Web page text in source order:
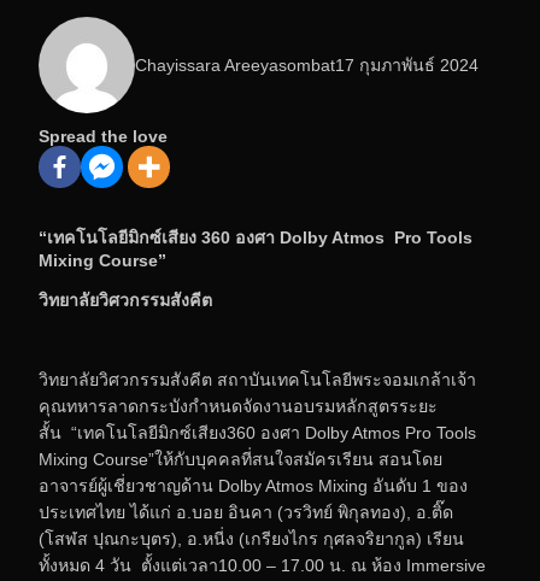
Chayissara Areeyasombat17 กุมภาพันธ์ 2024
Spread the love
“เทคโนโลยีมิกซ์เสียง 360 องศา Dolby Atmos Pro Tools
Mixing Course”
วิทยาลัยวิศวกรรมสังคีต
วิทยาลัยวิศวกรรมสังคีต สถาบันเทคโนโลยีพระจอมเกล้าเจ้า
คุณทหารลาดกระบังกำหนดจัดงานอบรมหลักสูตรระยะ
สั้น “เทคโนโลยีมิกซ์เสียง360 องศา Dolby Atmos Pro Tools
Mixing Course”ให้กับบุคคลที่สนใจสมัครเรียน สอนโดย
อาจารย์ผู้เชี่ยวชาญด้าน Dolby Atmos Mixing อันดับ 1 ของ
ประเทศไทย ได้แก่ อ.บอย อินคา (วรวิทย์ พิกุลทอง), อ.ติ๊ด
(โสฬส ปุณกะบุตร), อ.หนี่ง (เกรียงไกร กุศลจริยากูล) เรียน
ทั้งหมด 4 วัน ตั้งแต่เวลา10.00 – 17.00 น. ณ ห้อง Immersive